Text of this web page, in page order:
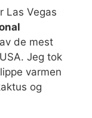
Las Vegas
de mest
Jeg tok
varmen
og